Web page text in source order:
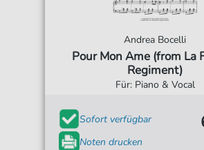
Andrea Bocelli
Pour Mon Ame (from La
Regiment)
Für: Piano & Vocal
Sofort verfügbar
Noten drucken